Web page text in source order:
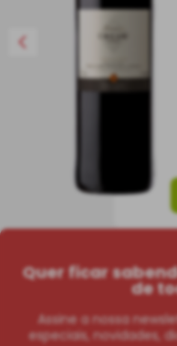
Quer ficar
de
Assine a nossa
especiais, novidades,